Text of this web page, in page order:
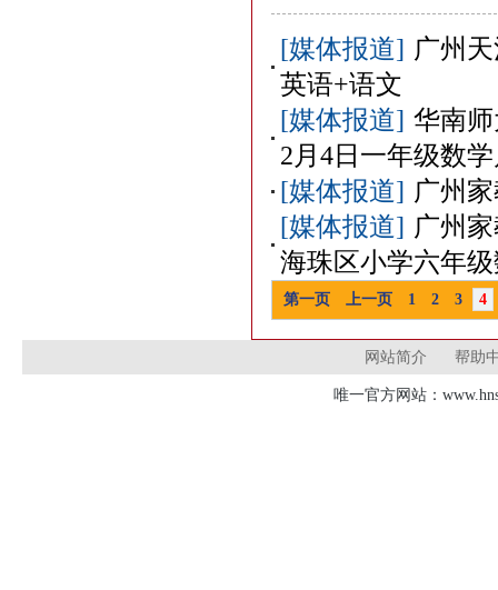
[媒体报道] 广州
英语+语文
[媒体报道] 华南
2月4日一年级数
[媒体报道] 广州
[媒体报道] 广州
海珠区小学六年
第一页 上一页 1 2 3 4
网站简介 帮助
唯一官方网站：